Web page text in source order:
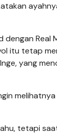
dengan Real
itu tetap
yang
melihatnya
tetapi